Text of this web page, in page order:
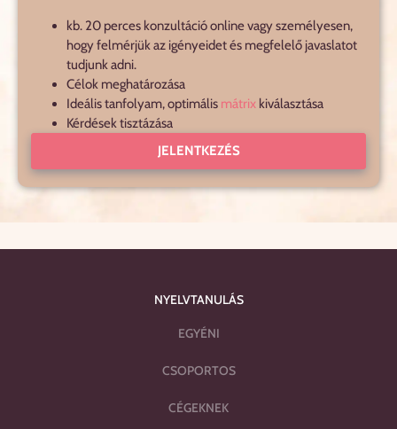
kb. 20 perces konzultáció online vagy személyesen,
hogy felmérjük az igényeidet és megfelelő javaslatot
tudjunk adni.
Célok meghatározása
Ideális tanfolyam, optimális mátrix kiválasztása
Kérdések tisztázása
JELENTKEZÉS
NYELVTANULÁS
EGYÉNI
CSOPORTOS
CÉGEKNEK